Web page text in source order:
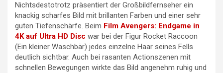
Nichtsdestotrotz präsentiert der Großbildfernseher ein
knackig scharfes Bild mit brillanten Farben und einer sehr
guten Tiefenschärfe. Beim Film Avengers: Endgame in
4K auf Ultra HD Disc war bei der Figur Rocket Raccoon
(Ein kleiner Waschbär) jedes einzelne Haar seines Fells
deutlich sichtbar. Auch bei rasanten Actionszenen mit
schnellen Bewegungen wirkte das Bild angenehm ruhig und